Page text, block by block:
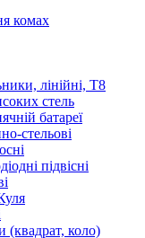
комах
лінійні, Т8
стель
батареї
стельові
підвісні
(квадрат, коло)